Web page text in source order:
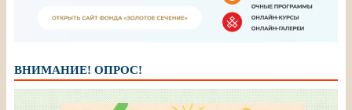
ВНИМАНИЕ! ОПРОС!